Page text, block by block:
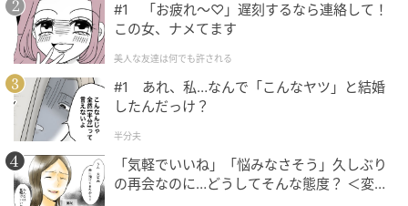
出典FUDGE.jp
エプロン ¥4950／VOIRY（ヴォイリーストア）、シャ
ツ ¥40700、デニムパンツ ¥39600／ともに YLÈVE（イ
レーヴ）、タンクトップ ¥9680／syngja（シング）、
スカーフ ¥6600／MHL.（エムエイチエル.）、スニー
カー ¥6490／CONVERSE（コンバースインフォメーシ
ョンセンター）、その他／スタイリスト私物
#1 「お疲れ〜♡」遅刻するなら連絡して！
この女、ナメてます
美人な友達は何でも許される
#1 あれ、私…なんで「こんなヤツ」と結婚
したんだっけ？
半分夫
「気軽でいいね」「悩みなさそう」久しぶり
の再会なのに…どうしてそんな態度？ ＜変わ